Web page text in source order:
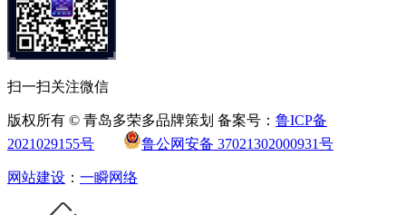
扫一扫关注微信
版权所有 © 青岛多荣多品牌策划 备案号： 鲁ICP备
2021029155号
鲁公网安备 37021302000931号
网站建设 ： 一瞬网络